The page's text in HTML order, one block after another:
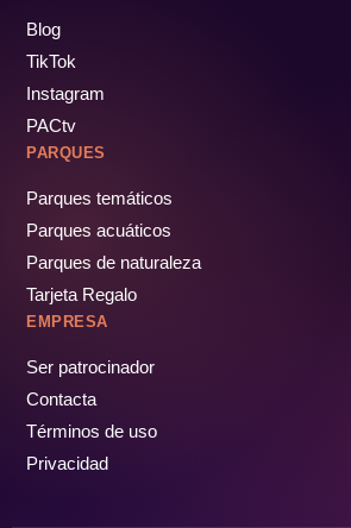
Blog
TikTok
Instagram
PACtv
PARQUES
Parques temáticos
Parques acuáticos
Parques de naturaleza
Tarjeta Regalo
EMPRESA
Ser patrocinador
Contacta
Términos de uso
Privacidad